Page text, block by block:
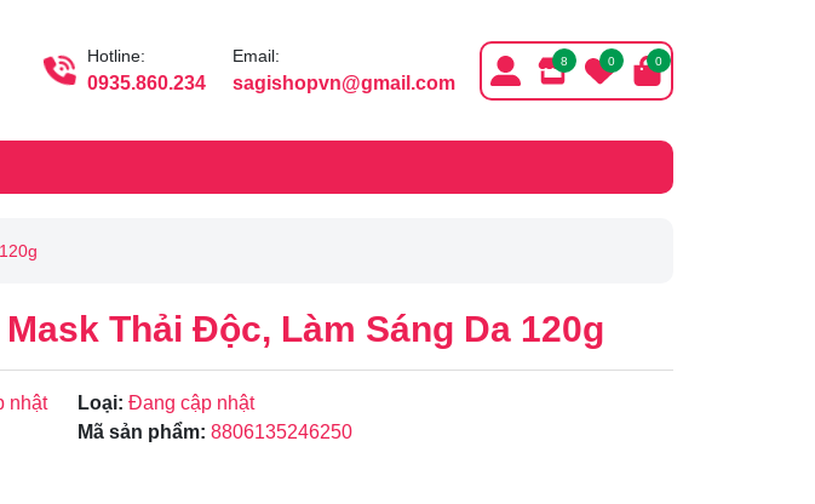
Hotline:
0935.860.234
Email:
sagishopvn@gmail.com
8 0 0
Thải Độc, Làm Sáng Da 120g
nhật Loại: Đang cập nhật
Mã sản phẩm: 8806135246250